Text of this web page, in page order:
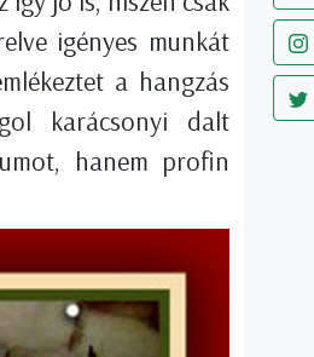
igényes munkát
a hangzás
karácsonyi dalt
hanem profin